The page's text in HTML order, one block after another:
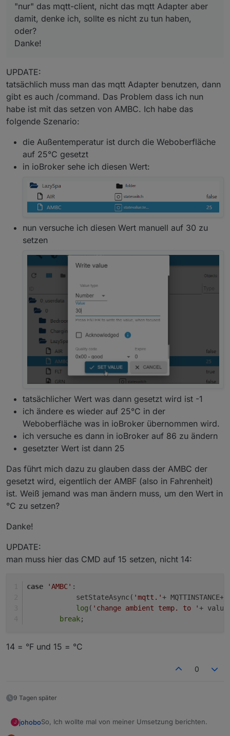
"nur" das mqtt-client, nicht das mqtt Adapter aber
damit, denke ich, sollte es nicht zu tun haben,
oder?
Danke!
UPDATE:
tatsächlich muss man das mqtt Adapter benutzen, dann
gibt es auch /command. Das Problem dass ich nun
habe ist mit das setzen von AMBC. Ich habe das
folgende Szenario:
die Außentemperatur ist durch die Weboberfläche
auf 25°C gesetzt
in ioBroker sehe ich diesen Wert:
nun versuche ich diesen Wert manuell auf 30 zu
setzen
tatsächlicher Wert was dann gesetzt wird ist -1
ich ändere es wieder auf 25°C in der
Weboberfläche was in ioBroker übernommen wird.
ich versuche es dann in ioBroker auf 86 zu ändern
gesetzter Wert ist dann 25
Das führt mich dazu zu glauben dass der AMBC der
gesetzt wird, eigentlich der AMBF (also in Fahrenheit)
ist. Weiß jemand was man ändern muss, um den Wert in
°C zu setzen?
Danke!
UPDATE:
man muss hier das CMD auf 15 setzen, nicht 14:
case 'AMBC' :
            setStateAsync(
'mqtt.'+ MQTTINSTANCE+
log ( 'change ambient temp. to '+
break;
14 = °F und 15 = °C
0
9 Tagen später
J johoboSo, Ich wollte mal von meiner Umsetzung berichten.